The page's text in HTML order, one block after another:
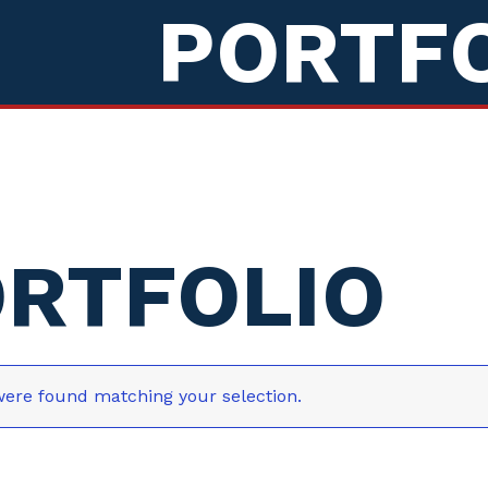
found matching your selection.